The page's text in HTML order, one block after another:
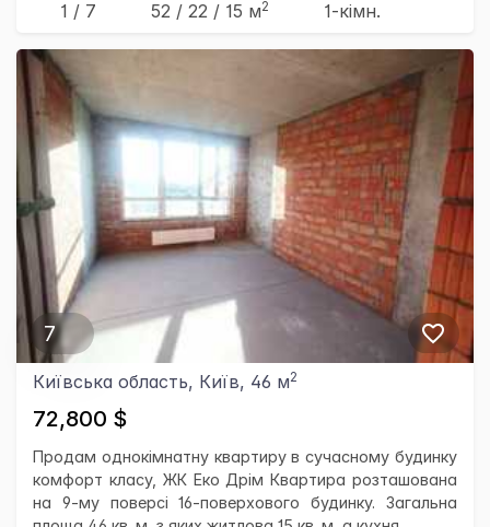
1 / 7 52 / 22 / 15 м2 1-кімн.
7
Київська область, Київ, 46 м2
72,800 $
Продам однокімнатну квартиру в сучасному будинку
комфорт класу, ЖК Еко Дрім Квартира розташована
на 9-му поверсі 16-поверхового будинку. Загальна